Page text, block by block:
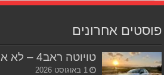
אחרונים
טויוטה ראב4 – לא אנדרדוג
1 באוגוסט 2026